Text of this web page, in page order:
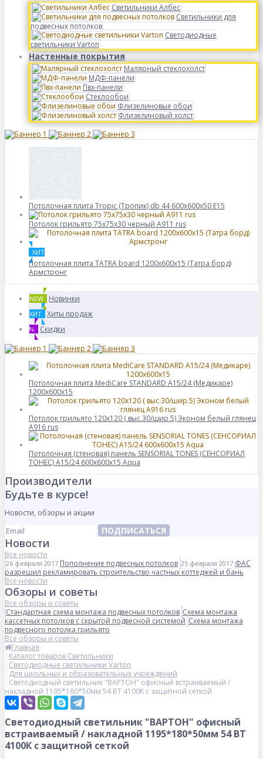
Светильники Албес
Светильники для
подвесных потолков
Светодиодные
светильники Varton
Настенные покрытия
Малярный стеклохолст
МДФ-панели
Пвх-панели
Стеклообои
Флизелиновые обои
Флизелиновый холст
Потолочная плита Tropic (Тропик) db 44 600x600x50 E15
Потолок грильято 75х75х30 черный А911 rus
ХИТ
Потолочная плита TATRA board 1200x600x15 (Татра борд)
Армстронг
NEW Новинки
ХИТ Хиты продаж
% Скидки
Потолочная плита MediCare STANDARD A15/24 (Медикаре)
1200x600x15
Потолок грильято 120х120 ( выс.30/шир.5) Эконом белый глянец
А916 rus
Потолочная (стеновая) панель SENSORIAL TONES (СЕНСОРИАЛ
ТОНЕС) A15/24 600x600x15 Aqua
Производители
Будьте в курсе!
Новости, обзоры и акции
ПОДПИСАТЬСЯ
Новости
Все новости
26 февраля 2017 Пополнение подвесных потолков 25 февраля 2017 ФАС
разрешил рекламировать строительство частных коттеджей и бань
Все новости
Обзоры и советы
Все обзоры и советы
Стандартная схема монтажа подвесных потолков Схема монтажа
кассетных потолков с скрытой подвесной системой Схема монтажа
подвесного потолка грильято
Все обзоры и советы
Главная
Каталог товаров Светильники
Светодиодные светильники Varton
Для школьных и образовательных учреждений
Светодиодный светильник "ВАРТОН" офисный встраиваемый /
накладной 1195*180*50мм 54 ВТ 4100К с защитной сеткой
Светодиодный светильник "ВАРТОН" офисный
встраиваемый / накладной 1195*180*50мм 54 ВТ
4100К с защитной сеткой